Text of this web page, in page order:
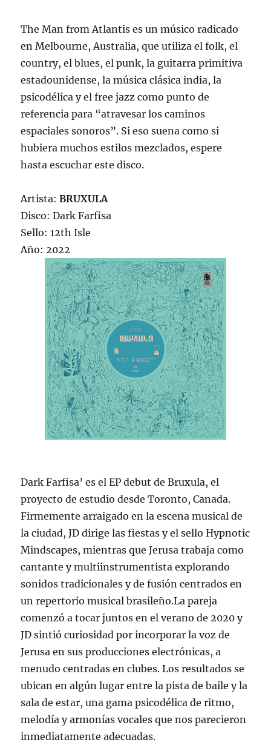
The Man from Atlantis es un músico radicado
en Melbourne, Australia, que utiliza el folk, el
country, el blues, el punk, la guitarra primitiva
estadounidense, la música clásica india, la
psicodélica y el free jazz como punto de
referencia para “atravesar los caminos
espaciales sonoros”. Si eso suena como si
hubiera muchos estilos mezclados, espere
hasta escuchar este disco.
Artista:BRUXULA
Disco: Dark Farfisa
Sello: 12th Isle
Año: 2022
Dark Farfisa’ es el EP debut de Bruxula, el
proyecto de estudio desde Toronto, Canada.
Firmemente arraigado en la escena musical de
la ciudad, JD dirige las fiestas y el sello Hypnotic
Mindscapes, mientras que Jerusa trabaja como
cantante y multiinstrumentista explorando
sonidos tradicionales y de fusión centrados en
un repertorio musical brasileño.La pareja
comenzó a tocar juntos en el verano de 2020 y
JD sintió curiosidad por incorporar la voz de
Jerusa en sus producciones electrónicas, a
menudo centradas en clubes. Los resultados se
ubican en algún lugar entre la pista de baile y la
sala de estar, una gama psicodélica de ritmo,
melodía y armonías vocales que nos parecieron
inmediatamente adecuadas.